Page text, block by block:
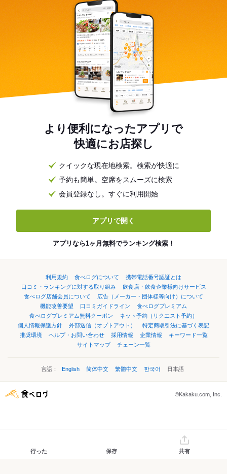
より便利になったアプリで
快適にお店探し
クイックな現在地検索。検索が快適に
予約も簡単。空席をスムーズに検索
会員登録なし。すぐに利用開始
アプリで開く
アプリなら1ヶ月無料でランキング検索！
利用規約 食べログについて
携帯電話番号認証とは
口コミ・ランキングに対する取り組み
飲食店・飲食企業様向けサービス
食べログ店舗会員について
広告（メーカー・団体様等向け）について
機能改善要望
口コミガイドライン
食べログプレミアム
食べログプレミアム無料クーポン
ネット予約（リクエスト予約）
個人情報保護方針
外部送信（オプトアウト）
特定商取引法に基づく表記
推奨環境
ヘルプ・お問い合わせ 採用情報 企業情報
キーワード一覧
サイトマップ
チェーン一覧
言語： English 简体中文 繁體中文 한국어 日本語
©Kakaku.com, Inc.
行った 保存 共有